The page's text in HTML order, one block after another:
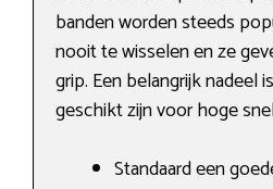
banden worden steeds
nooit te wisselen en ze
grip. Een belangrijk nadeel
geschikt zijn voor hoge
Standaard een